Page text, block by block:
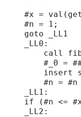
#x =
#n = 1;
goto _LL1
_LL0:
call
#_0 =
insert
#n = #n
_LL1:
if (#n <=